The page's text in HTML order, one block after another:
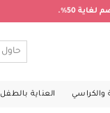
50%.
والكراسي العناية